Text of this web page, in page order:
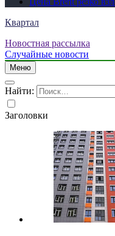
Квартал
Новостная рассылка
Случайные новости
Меню
Найти:
Заголовки